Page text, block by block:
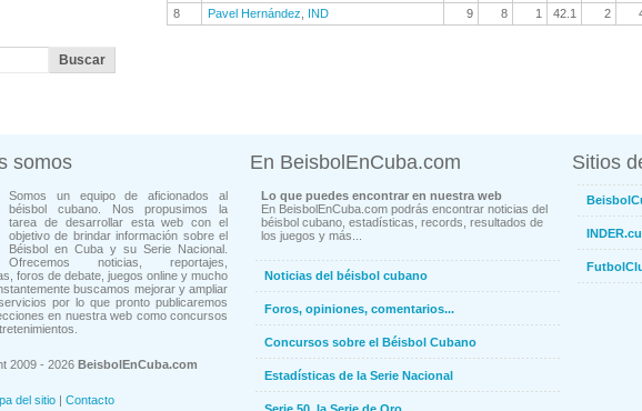
8
Pavel Hernández IND 9 8 1 42.1 2
somos
Somos un equipo de aficionados al
béisbol cubano. Nos propusimos la
tarea de desarrollar esta web con el
objetivo de brindar información sobre el
Béisbol en Cuba y su Serie Nacional.
Ofrecemos noticias, reportajes,
foros de debate, juegos online y mucho
buscamos mejorar y ampliar
por lo que pronto publicaremos
en nuestra web como concursos
2009 - 2026 BeisbolEnCuba.com
del sitio | Contacto
En BeisbolEnCuba.com
Lo que puedes encontrar en nuestra web
En BeisbolEnCuba.com podrás encontrar noticias del
béisbol cubano, estadísticas, records, resultados de
los juegos y más...
Noticias del béisbol cubano
Foros, opiniones, comentarios...
Concursos sobre el Béisbol Cubano
Estadísticas de la Serie Nacional
Sitios
INDER.cu